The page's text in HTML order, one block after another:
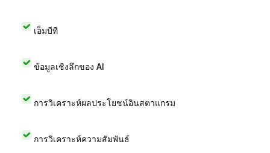
เอ็มบีที
ข้อมูลเชิงลึกของ AI
การวิเคราะห์ผลประโยชน์อินสตาแกรม
การวิเคราะห์ความสัมพันธ์